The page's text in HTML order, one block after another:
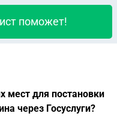
поможет!
мест для постановки
через Госуслуги?